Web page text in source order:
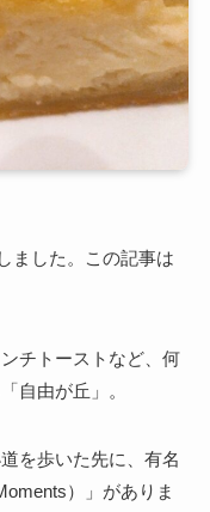
ました。この記事は
チトーストなど、何
自由が丘」。
を歩いた先に、有名
）」がありま